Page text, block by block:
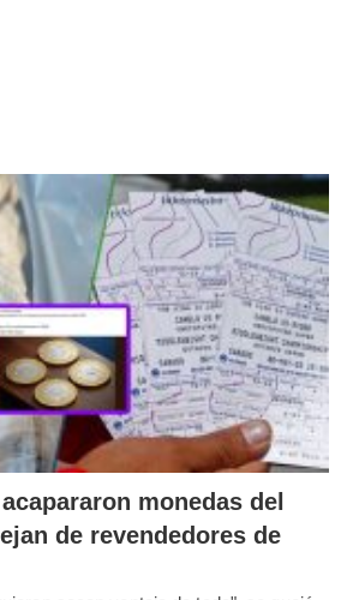
monedas del
de revendedores de